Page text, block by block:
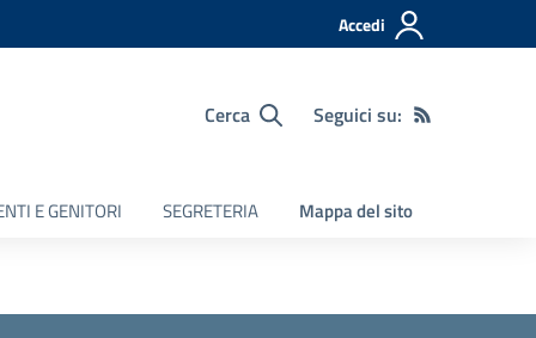
Accedi
Cerca Seguici su:
E GENITORI SEGRETERIA Mappa del sito